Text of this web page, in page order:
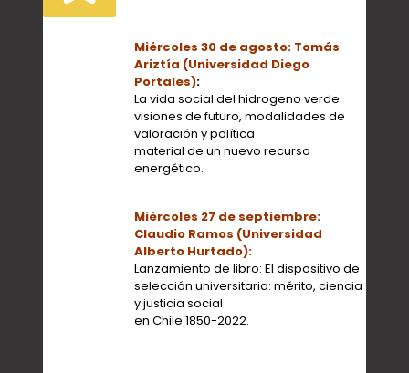
Miércoles 30 de agosto: Tomás
Ariztía (Universidad Diego
Portales):
La vida social del hidrogeno verde:
visiones de futuro, modalidades de
valoración y política
material de un nuevo recurso
energético.
Miércoles 27 de septiembre:
Claudio Ramos (Universidad
Alberto Hurtado):
Lanzamiento de libro: El dispositivo de
selección universitaria: mérito, ciencia
y justicia social
en Chile 1850-2022.